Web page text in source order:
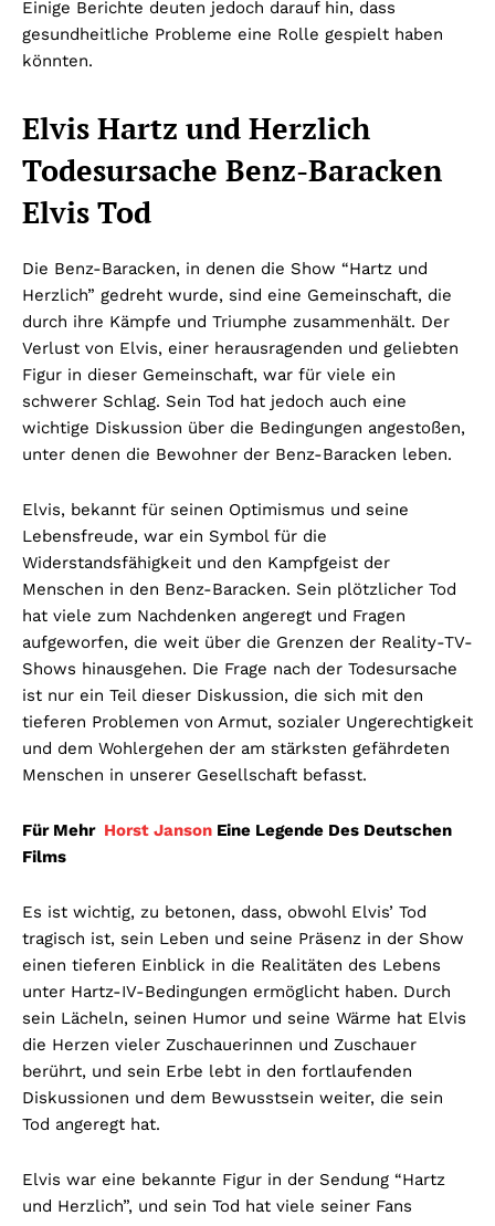
Einige Berichte deuten jedoch darauf hin, dass
gesundheitliche Probleme eine Rolle gespielt haben
könnten.
Elvis Hartz und Herzlich
Todesursache Benz-Baracken
Elvis Tod
Die Benz-Baracken, in denen die Show “Hartz und
Herzlich” gedreht wurde, sind eine Gemeinschaft, die
durch ihre Kämpfe und Triumphe zusammenhält. Der
Verlust von Elvis, einer herausragenden und geliebten
Figur in dieser Gemeinschaft, war für viele ein
schwerer Schlag. Sein Tod hat jedoch auch eine
wichtige Diskussion über die Bedingungen angestoßen,
unter denen die Bewohner der Benz-Baracken leben.
Elvis, bekannt für seinen Optimismus und seine
Lebensfreude, war ein Symbol für die
Widerstandsfähigkeit und den Kampfgeist der
Menschen in den Benz-Baracken. Sein plötzlicher Tod
hat viele zum Nachdenken angeregt und Fragen
aufgeworfen, die weit über die Grenzen der Reality-TV-
Shows hinausgehen. Die Frage nach der Todesursache
ist nur ein Teil dieser Diskussion, die sich mit den
tieferen Problemen von Armut, sozialer Ungerechtigkeit
und dem Wohlergehen der am stärksten gefährdeten
Menschen in unserer Gesellschaft befasst.
Für Mehr Horst Janson Eine Legende Des Deutschen
Films
Es ist wichtig, zu betonen, dass, obwohl Elvis’ Tod
tragisch ist, sein Leben und seine Präsenz in der Show
einen tieferen Einblick in die Realitäten des Lebens
unter Hartz-IV-Bedingungen ermöglicht haben. Durch
sein Lächeln, seinen Humor und seine Wärme hat Elvis
die Herzen vieler Zuschauerinnen und Zuschauer
berührt, und sein Erbe lebt in den fortlaufenden
Diskussionen und dem Bewusstsein weiter, die sein
Tod angeregt hat.
Elvis war eine bekannte Figur in der Sendung “Hartz
und Herzlich”, und sein Tod hat viele seiner Fans